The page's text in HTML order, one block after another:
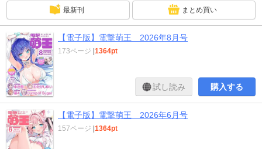
最新刊 まとめ買い
【電子版】電撃萌王 2026年8月号
173ページ 1364pt
試し読み 購入する
【電子版】電撃萌王 2026年6月号
157ページ 1364pt